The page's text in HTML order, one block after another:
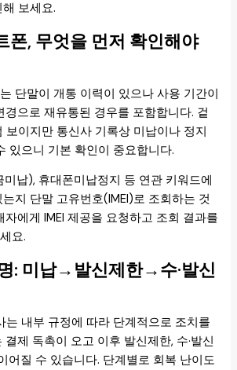
보세요.
폰, 무엇을 먼저 확인해야
단말이 개통 이력이 있으나 사용 기간이
경으로 재유통된 경우를 포함합니다. 겉
보이지만 통신사 기록상 미납이나 정지
있으니 기본 확인이 중요합니다.
납), 휴대폰미납정지 등 연관 키워드에
지 단말 고유번호(IMEI)로 조회하는 것
자에게 IMEI 제공을 요청하고 조회 결과를
요.
: 미납→발신제한→수·발신
는 내부 규정에 따라 단계적으로 조치를
제 독촉이 오고 이후 발신제한, 수·발신
어질 수 있습니다. 단계별로 회복 난이도